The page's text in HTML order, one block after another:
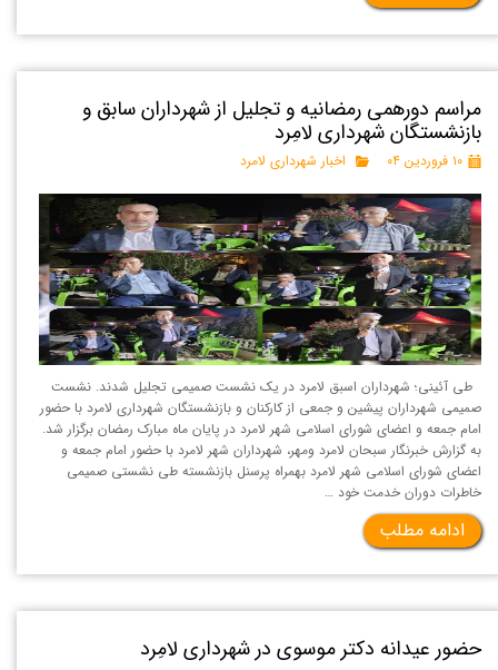
مراسم دورهمی رمضانیه و تجلیل از شهرداران سابق و
بازنشستگان شهرداری لامِرد
۱۰ فروردین ۰۴ اخبار شهرداری لامرد
طی آئینی؛ شهرداران اسبق لامرد در یک نشست صمیمی تجلیل شدند. نشست
صمیمی شهرداران پیشین و جمعی از کارکنان و بازنشستگان شهرداری لامرد با حضور
امام جمعه و‌ اعضای شورای اسلامی شهر لامرد در پایان ماه مبارک رمضان برگزار شد.
به گزارش خبرنگار سبحان لامرد ومهر، شهرداران شهر لامرد با حضور امام جمعه و
اعضای شورای اسلامی شهر لامرد بهمراه پرسنل بازنشسته طی نشستی صمیمی
خاطرات دوران خدمت خود …
ادامه مطلب
حضور عیدانه دکتر موسوی در شهرداری لامِرد